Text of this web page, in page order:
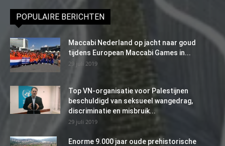
POPULAIRE BERICHTEN
Maccabi Nederland op jacht naar goud
tijdens European Maccabi Games in...
29 juli 2019
Top VN-organisatie voor Palestijnen
beschuldigd van seksueel wangedrag,
discriminatie en misbruik...
29 juli 2019
Enorme 9.000 jaar oude prehistorische